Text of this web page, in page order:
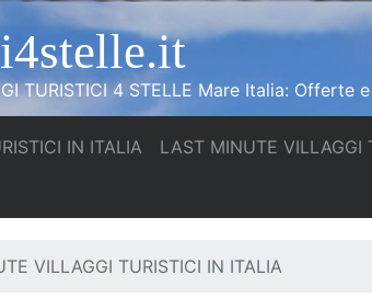
TURISTICI 4 STELLE Mare Italia: Offerte
IN ITALIA (current)
LAST MINUTE VILLAGGI
VILLAGGI TURISTICI IN ITALIA